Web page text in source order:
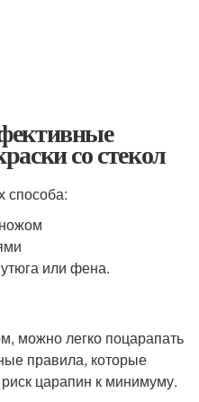
со стекол
способа:
или фена.
можно легко поцарапать
правила, которые
царапин к минимуму.